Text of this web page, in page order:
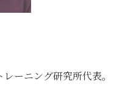
ーニング研究所代表。